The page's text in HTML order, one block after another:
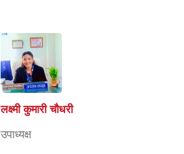
लक्ष्मी कुमारी चाैधरी
उपाध्यक्ष